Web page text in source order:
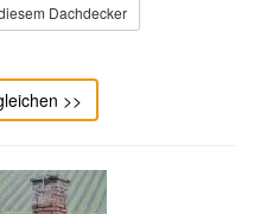
Dachdecker
>>